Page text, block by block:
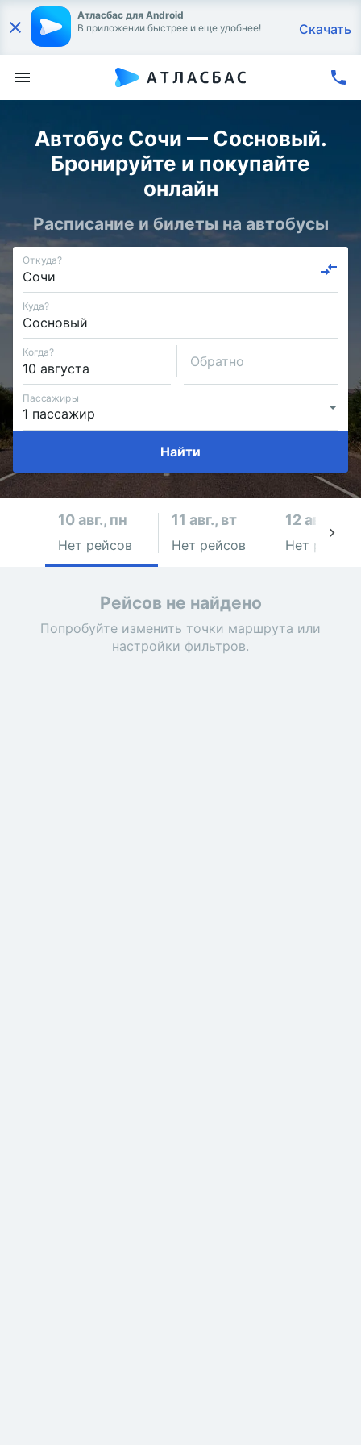
Атласбас для Android
В приложении быстрее и еще удобнее!
Скачать
Автобус Сочи — Сосновый.
Бронируйте и покупайте
онлайн
Расписание и билеты на автобусы
Откуда?
Куда?
Когда?
Обратно
Пассажиры
Найти
10 авг., пн
Нет рейсов
11 авг., вт
Нет рейсов
12 авг., ср
Нет рейсов
Рейсов не найдено
Попробуйте изменить точки маршрута или
настройки фильтров.